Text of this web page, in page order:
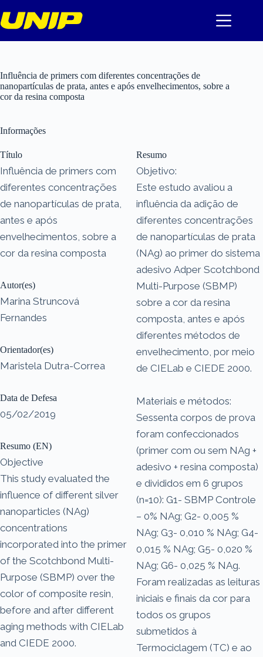
para
o
Influência de primers com diferentes concentrações de
nanopartículas de prata, antes e após envelhecimentos, sobre a
cor da resina composta
Informações
Título
Influência de primers com
diferentes concentrações
de nanopartículas de prata,
antes e após
envelhecimentos, sobre a
cor da resina composta
Autor(es)
Marina Struncová
Fernandes
Orientador(es)
Maristela Dutra-Correa
Data de Defesa
05/02/2019
Resumo (EN)
Objective
This study evaluated the
influence of different silver
nanoparticles (NAg)
concentrations
incorporated into the primer
of the Scotchbond Multi-
Purpose (SBMP) over the
color of composite resin,
before and after different
aging methods with CIELab
and CIEDE 2000.
Resumo
Objetivo:
Este estudo avaliou a
influência da adição de
diferentes concentrações
de nanopartículas de prata
(NAg) ao primer do sistema
adesivo Adper Scotchbond
Multi-Purpose (SBMP)
sobre a cor da resina
composta, antes e após
diferentes métodos de
envelhecimento, por meio
de CIELab e CIEDE 2000.
Materiais e métodos:
Sessenta corpos de prova
foram confeccionados
(primer com ou sem NAg +
adesivo + resina composta)
e divididos em 6 grupos
(n=10): G1- SBMP Controle
– 0% NAg; G2- 0,005 %
NAg; G3- 0,010 % NAg; G4-
0,015 % NAg; G5- 0,020 %
NAg; G6- 0,025 % NAg.
Foram realizadas as leituras
iniciais e finais da cor para
todos os grupos
submetidos à
Termociclagem (TC) e ao